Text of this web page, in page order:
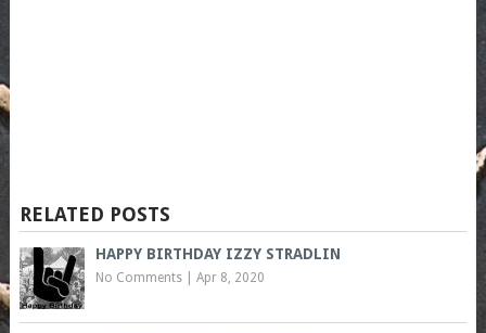
RELATED POSTS
HAPPY BIRTHDAY IZZY STRADLIN
No Comments| Apr 8, 2020